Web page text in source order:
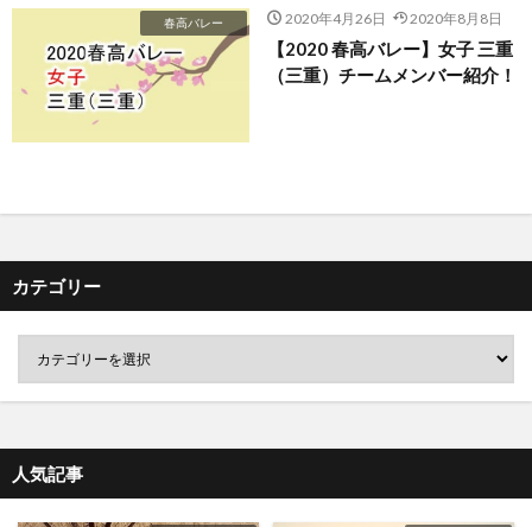
春高バレー 2020年4月26日 2020年8月8日
【2020 春高バレー】女子 三重
（三重）チームメンバー紹介！
カテゴリー
人気記事